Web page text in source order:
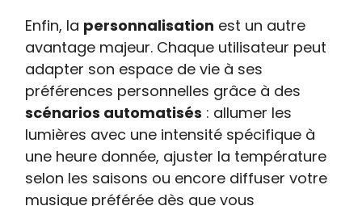
Enfin, la personnalisation est un autre
avantage majeur. Chaque utilisateur peut
adapter son espace de vie à ses
préférences personnelles grâce à des
scénarios automatisés : allumer les
lumières avec une intensité spécifique à
une heure donnée, ajuster la température
selon les saisons ou encore diffuser votre
musique préférée dès que vous